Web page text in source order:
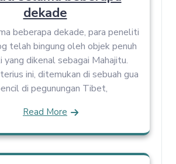
dekade
beberapa dekade, para peneliti
telah bingung oleh objek penuh
dikenal sebagai Mahajitu.
ini, ditemukan di sebuah gua
di pegunungan Tibet,
Read More